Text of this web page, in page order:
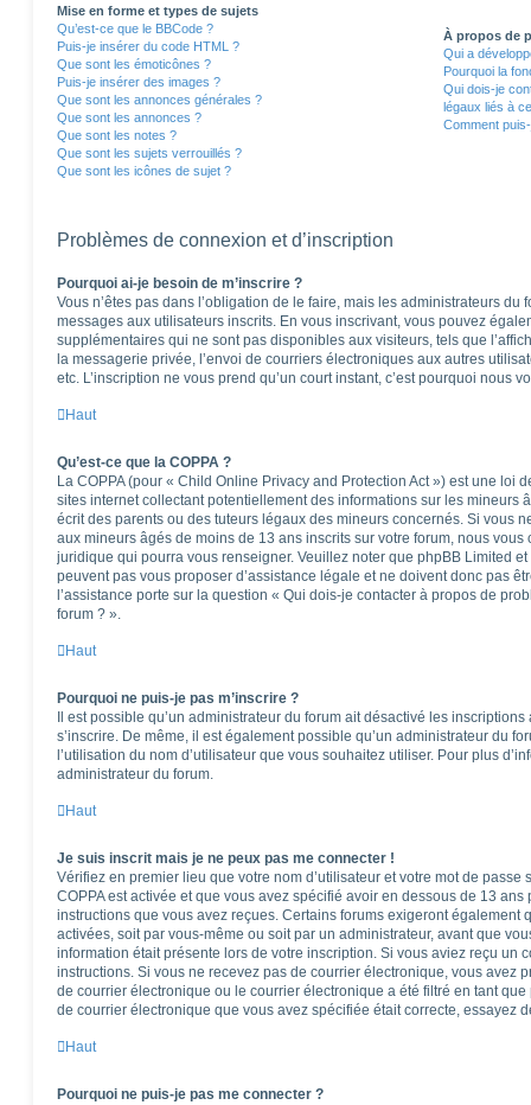
Mise en forme et types de sujets
Qu’est-ce que le BBCode ?
Puis-je insérer du code HTML ?
Que sont les émoticônes ?
Puis-je insérer des images ?
Que sont les annonces générales ?
Que sont les annonces ?
Que sont les notes ?
Que sont les sujets verrouillés ?
Que sont les icônes de sujet ?
À propos de
Qui a
Pourquoi la
Qui dois-je
légaux liés à
Comment
Problèmes de connexion et d’inscription
Pourquoi ai-je besoin de m’inscrire ?
Vous n’êtes pas dans l’obligation de le faire, mais les administrateurs
messages aux utilisateurs inscrits. En vous inscrivant, vous pouvez
supplémentaires qui ne sont pas disponibles aux visiteurs, tels que
la messagerie privée, l’envoi de courriers électroniques aux autres
etc. L’inscription ne vous prend qu’un court instant, c’est pourquoi nous
Haut
Qu’est-ce que la COPPA ?
La COPPA (pour « Child Online Privacy and Protection Act ») est une loi
sites internet collectant potentiellement des informations sur les mineurs
écrit des parents ou des tuteurs légaux des mineurs concernés. Si vous
aux mineurs âgés de moins de 13 ans inscrits sur votre forum, nous
juridique qui pourra vous renseigner. Veuillez noter que phpBB Limited
peuvent pas vous proposer d’assistance légale et ne doivent donc pas
l’assistance porte sur la question « Qui dois-je contacter à propos de
forum ? ».
Haut
Pourquoi ne puis-je pas m’inscrire ?
Il est possible qu’un administrateur du forum ait désactivé les
s’inscrire. De même, il est également possible qu’un administrateur du
l’utilisation du nom d’utilisateur que vous souhaitez utiliser. Pour plus
administrateur du forum.
Haut
Je suis inscrit mais je ne peux pas me connecter !
Vérifiez en premier lieu que votre nom d’utilisateur et votre mot de
COPPA est activée et que vous avez spécifié avoir en dessous de 13
instructions que vous avez reçues. Certains forums exigeront également
activées, soit par vous-même ou soit par un administrateur, avant que
information était présente lors de votre inscription. Si vous aviez reçu un
instructions. Si vous ne recevez pas de courrier électronique, vous avez
de courrier électronique ou le courrier électronique a été filtré en tant
de courrier électronique que vous avez spécifiée était correcte, essayez
Haut
Pourquoi ne puis-je pas me connecter ?